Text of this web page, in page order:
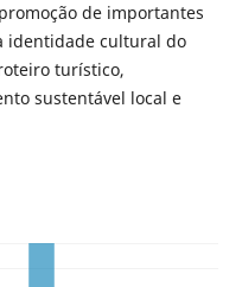
de importantes
identidade cultural do
turístico,
sustentável local e